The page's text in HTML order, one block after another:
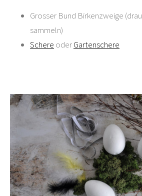
Grosser Bund Birkenzweige
sammeln)
Schere oderGartenschere